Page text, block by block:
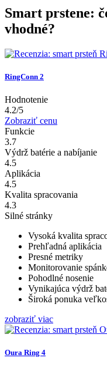
Smart prstene:
vhodné?
RingConn 2
Hodnotenie
4.2/5
Zobraziť cenu
Funkcie
3.7
Výdrž batérie a nabíjanie
4.5
Aplikácia
4.5
Kvalita spracovania
4.3
Silné stránky
Vysoká kvalita
Prehľadná aplikácia
Presné metriky
Monitorovanie
Pohodlné nosenie
Vynikajúca výdrž
Široká ponuka
zobraziť viac
Oura Ring 4